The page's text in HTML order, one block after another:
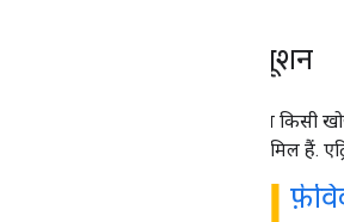
एट्रिब्यूशन
एट्रिब्यूशन
नतीजे शामिल हैं.